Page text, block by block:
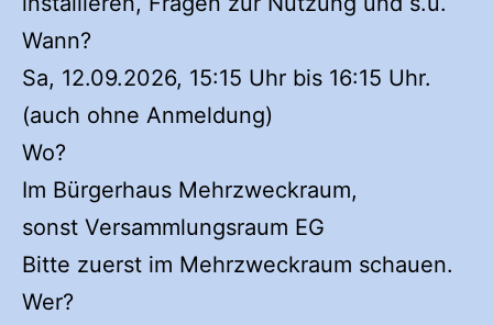
Wann?
Sa, 12.09.2026, 15:15 Uhr bis 16:15 Uhr.
(auch ohne Anmeldung)
Wo?
Im Bürgerhaus Mehrzweckraum,
sonst Versammlungsraum EG
Bitte zuerst im Mehrzweckraum schauen.
Wer?